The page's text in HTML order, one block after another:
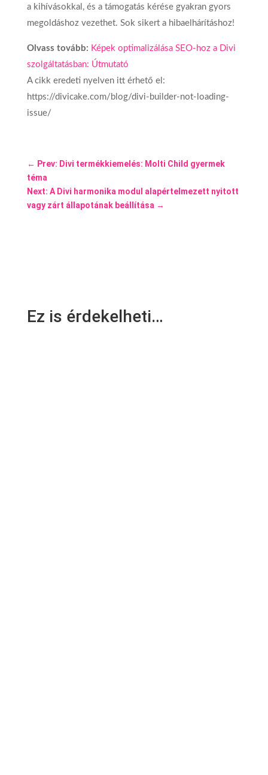
a kihívásokkal, és a támogatás kérése gyakran gyors
megoldáshoz vezethet. Sok sikert a hibaelhárításhoz!
Olvass tovább: Képek optimalizálása SEO-hoz a Divi
szolgáltatásban: Útmutató
A cikk eredeti nyelven itt érhető el:
https://divicake.com/blog/divi-builder-not-loading-
issue/
← Prev: Divi termékkiemelés: Molti Child gyermek
téma
Next: A Divi harmonika modul alapértelmezett nyitott
vagy zárt állapotának beállítása →
Ez is érdekelheti…